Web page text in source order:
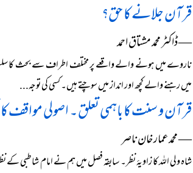
قرآن جلانے کا حق؟
― ڈاکٹر محمد مشتاق احمد
ناروے میں ہونے والے واقعے پر مختلف اطراف سے بحث کا
میں رہنے والے کچھ اور انداز میں سوچتے ہیں۔ کسی کی توجہ...
قرآن و سنت کا باہمی تعلق ۔ اصولی مواقف کا
― محمد عمار خان ناصر
شاہ ولی اللہ کا زاویۂ نظر۔ سابقہ فصل میں ہم نے امام شاطبی